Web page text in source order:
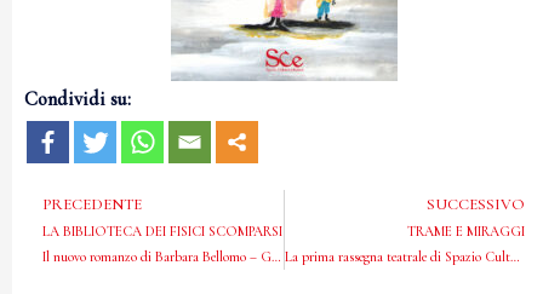
Condividi su:
PRECEDENTE
LA BIBLIOTECA DEI FISICI SCOMPARSI
Il nuovo romanzo di Barbara Bellomo – Garzanti
SUCCESSIVO
TRAME E MIRAGGI
La prima rassegna teatrale di Spazio Cultura